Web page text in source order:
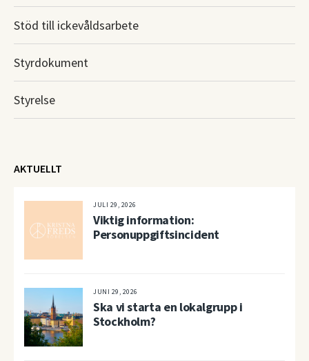
Stöd till ickevåldsarbete
Styrdokument
Styrelse
AKTUELLT
JULI 29, 2026
Viktig information:
Personuppgiftsincident
JUNI 29, 2026
Ska vi starta en lokalgrupp i
Stockholm?